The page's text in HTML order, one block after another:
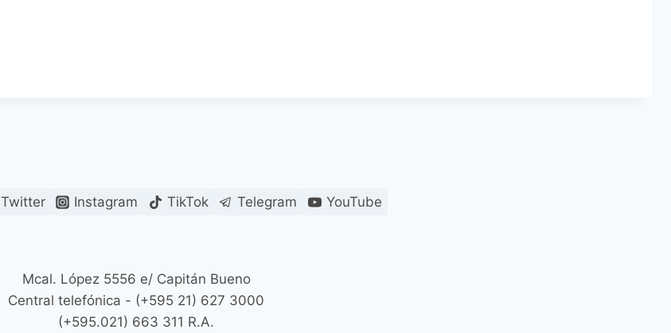
Twitter Instagram TikTok Telegram YouTube
Mcal. López 5556 e/ Capitán Bueno
Central telefónica - (+595 21) 627 3000
(+595.021) 663 311 R.A.